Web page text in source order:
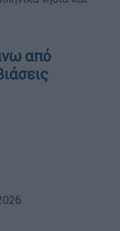
από